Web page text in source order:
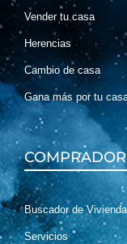
Vender tu casa
Herencias
Cambio de casa
Gana más por tu
Buscador de
Servicios